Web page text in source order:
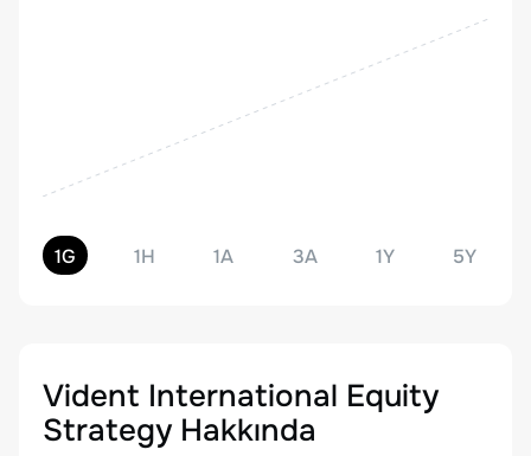
1G 1H 1A 3A 1Y 5Y
Vident International Equity
Strategy Hakkında